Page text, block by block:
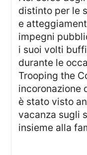
distinto per le
e
impegni
i suoi volti
durante le
Trooping the
incoronazione
è stato visto
vacanza sugli
insieme alla